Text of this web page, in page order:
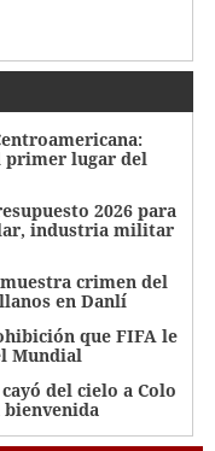
primer lugar del
2026 para
industria militar
crimen del
en Danlí
que FIFA le
Mundial
del cielo a Colo
bienvenida